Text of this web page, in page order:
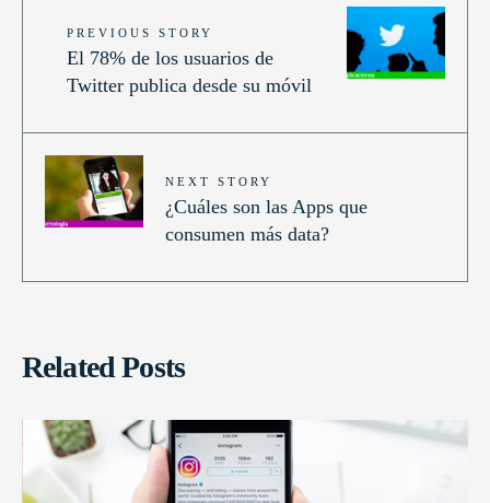
PREVIOUS STORY
El 78% de los usuarios de
Twitter publica desde su móvil
NEXT STORY
¿Cuáles son las Apps que
consumen más data?
Related Posts